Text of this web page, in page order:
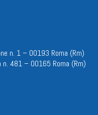
n. 1 – 00193 Roma (Rm)
n. 481 – 00165 Roma (Rm)